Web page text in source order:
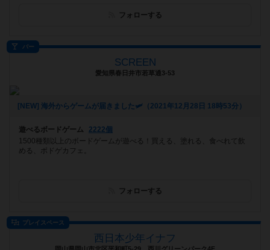
フォローする
バー
SCREEN
愛知県春日井市若草通3-53
[NEW] 海外からゲームが届きました🛩（2021年12月28日 18時53分）
遊べるボードゲーム
2222個
1500種類以上のボードゲームが遊べる！買える、塗れる、食べれて飲
める、ボドゲカフェ。
フォローする
プレイスペース
西日本少年イナフ